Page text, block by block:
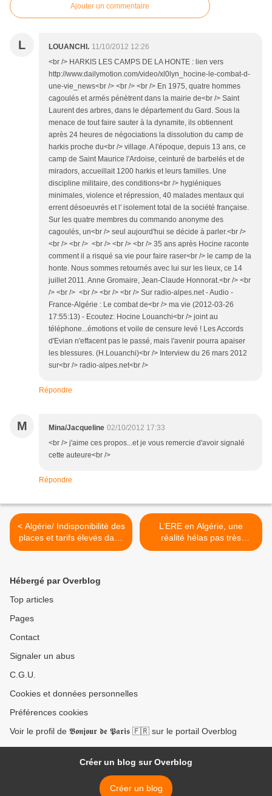
Ajouter un commentaire
L LOUANCHI. 11/10/2012 12:26
<br /> HARKIS LES CAMPS DE LA HONTE : lien vers
http://www.dailymotion.com/video/xl0lyn_hocine-le-combat-d-
une-vie_news<br /> <br /> <br /> En 1975, quatre hommes
cagoulés et armés pénètrent dans la mairie de<br /> Saint
Laurent des arbres, dans le département du Gard. Sous la
menace de tout faire sauter à la dynamite, ils obtiennent
après 24 heures de négociations la dissolution du camp de
harkis proche du<br /> village. A l'époque, depuis 13 ans, ce
camp de Saint Maurice l'Ardoise, ceinturé de barbelés et de
miradors, accueillait 1200 harkis et leurs familles. Une
discipline militaire, des conditions<br /> hygiéniques
minimales, violence et répression, 40 malades mentaux qui
errent désoeuvrés et l' isolement total de la société française.
Sur les quatre membres du commando anonyme des
cagoulés, un<br /> seul aujourd'hui se décide à parler.<br />
<br /> <br /> <br /> <br /> <br /> 35 ans après Hocine raconte
comment il a risqué sa vie pour faire raser<br /> le camp de la
honte. Nous sommes retournés avec lui sur les lieux, ce 14
juillet 2011. Anne Gromaire, Jean-Claude Honnorat.<br /> <br
/> <br /> <br /> <br /> <br /> Sur radio-alpes.net - Audio -
France-Algérie : Le combat de<br /> ma vie (2012-03-26
17:55:13) - Ecoutez: Hocine Louanchi<br /> joint au
téléphone...émotions et voile de censure levé ! Les Accords
d'Evian n'effacent pas le passé, mais l'avenir pourra apaiser
les blessures. (H.Louanchi)<br /> Interview du 26 mars 2012
sur<br /> radio-alpes.net<br />
Répondre
M Mina/Jacqueline 02/10/2012 17:33
<br /> j'aime ces propos...et je vous remercie d'avoir signalé
cette auteure<br />
Répondre
< Algérie/ Indisponibilité des
places et tarifs élevés dans
les écoles privées/ Le
«chanceux»
L’ERE en Algérie, une
réalité hélas pas très
réjouissante >
Hébergé par Overblog
Top articles
Pages
Contact
Signaler un abus
C.G.U.
Cookies et données personnelles
Préférences cookies
Voir le profil de 𝕭𝖔𝖓𝖏𝖔𝖚𝖗 𝖉𝖊 𝕻𝖆𝖗𝖎𝖘 🇫🇷 sur le portail Overblog
Créer un blog sur Overblog
Créer un blog